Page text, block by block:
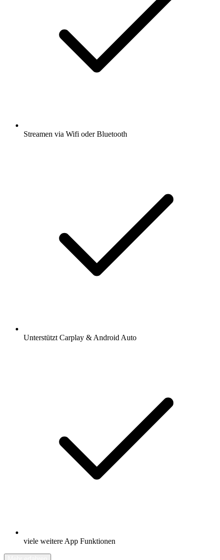
Streamen via Wifi oder Bluetooth
Unterstützt Carplay & Android Auto
viele weitere App Funktionen